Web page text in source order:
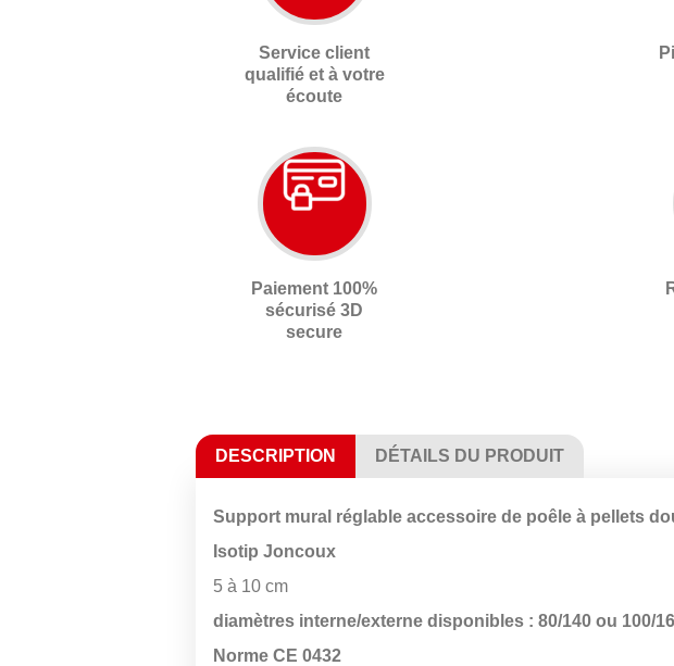
Service client
qualifié et à votre
écoute
Paiement 100%
sécurisé 3D
secure
DESCRIPTION DÉTAILS DU PRODUIT
Support mural réglable accessoire de poêle à pellets
Isotip Joncoux
5 à 10 cm
diamètres interne/externe disponibles : 80/140 ou 100/
Norme CE 0432